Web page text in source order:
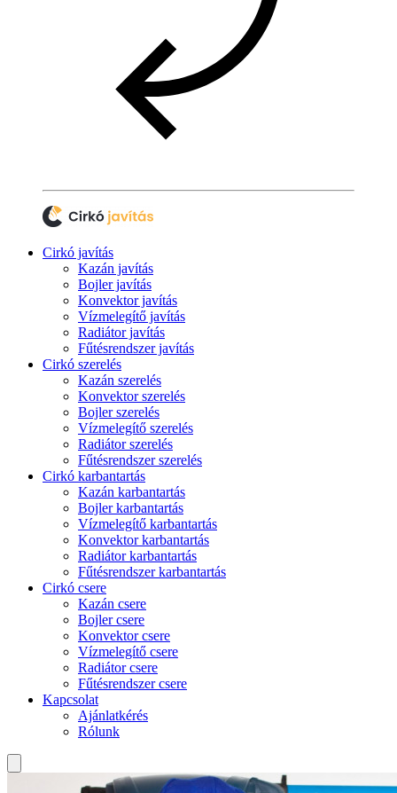
Cirkó javítás
Kazán javítás
Bojler javítás
Konvektor javítás
Vízmelegítő javítás
Radiátor javítás
Fűtésrendszer javítás
Cirkó szerelés
Kazán szerelés
Konvektor szerelés
Bojler szerelés
Vízmelegítő szerelés
Radiátor szerelés
Fűtésrendszer szerelés
Cirkó karbantartás
Kazán karbantartás
Bojler karbantartás
Vízmelegítő karbantartás
Konvektor karbantartás
Radiátor karbantartás
Fűtésrendszer karbantartás
Cirkó csere
Kazán csere
Bojler csere
Konvektor csere
Vízmelegítő csere
Radiátor csere
Fűtésrendszer csere
Kapcsolat
Ajánlatkérés
Rólunk